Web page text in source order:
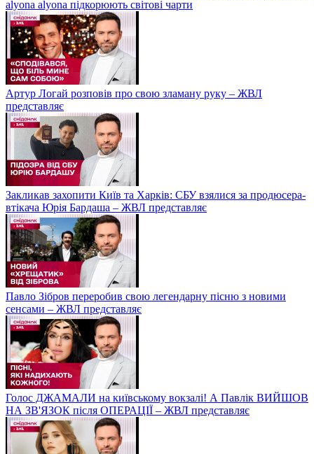
alyona alyona підкорюють світові чарти
Артур Логай розповів про свою зламану руку – ЖВЛ
представляє
Закликав захопити Київ та Харків: СБУ взялися за продюсера-
втікача Юрія Бардаша – ЖВЛ представляє
Павло Зібров переробив свою легендарну пісню з новими
сенсами – ЖВЛ представляє
Голос ДЖАМАЛИ на київському вокзалі! А Павлік ВИЙШОВ
НА ЗВ'ЯЗОК після ОПЕРАЦІЇ – ЖВЛ представляє